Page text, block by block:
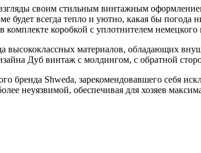
своим стильным винтажным
всегда тепло и уютно, какая бы
коробкой с уплотнителем немецкого
высококлассных материалов, обладающих
Дуб винтаж с молдингом, с обратной
бренда Shweda, зарекомендовавшего себя
неуязвимой, обеспечивая для хозяев